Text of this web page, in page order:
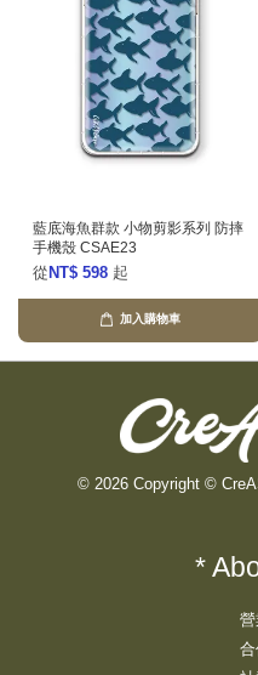
藍底海魚群款 小物剪影系列 防摔
手機殼 CSAE23
從 NT$ 598 起
加入購物車
© 2026 Copyright ©
*